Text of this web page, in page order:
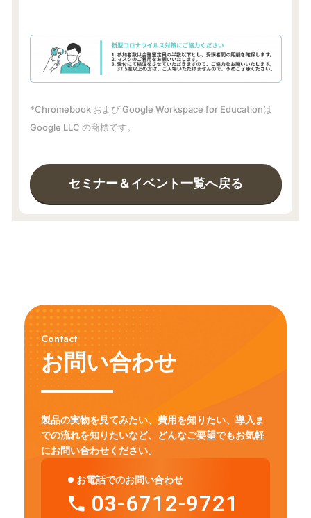
*Chromebook および Google Workspace for Educationは
Google LLC の商標です。
セミナー＆イベント一覧へ戻る
Contact
お問い合わせ
製品の実物を見てみたい、費用を知りたい、導入ま
での流れを知りたいなど、
どんなご要望でもお気軽
にお問い合わせください。
お電話でのお問い合わせ
03-6712-9721